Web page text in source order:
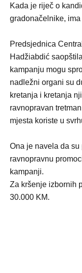
Kada je riječ o
gradonačelnike,
Predsjednica
Hadžiabdić
kampanju mogu
nadležni organi su
kretanja i kretanja
ravnopravan
mjesta koriste u
Ona je navela da
ravnopravnu
kampanji.
Za kršenje izbornih
30.000 KM.